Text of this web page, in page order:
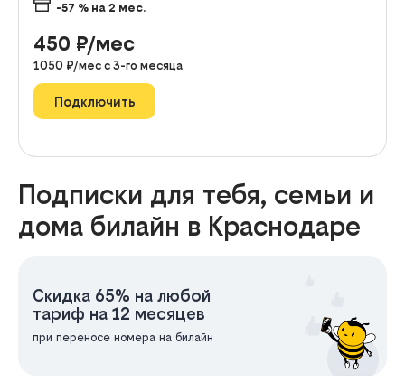
-57 % на 2 мес.
450 ₽/мес
1050 ₽/мес с 3-го месяца
Подключить
Подписки для тебя, семьи и
дома билайн в Краснодаре
Скидка 65% на любой
тариф на 12 месяцев
при переносе номера на билайн